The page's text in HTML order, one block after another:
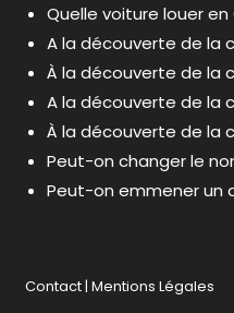
Quelle voiture louer
A la découverte de la
À la découverte de la
A la découverte de la
À la découverte de la
Peut-on changer le
Peut-on emmener un
Contact|Mentions Légales